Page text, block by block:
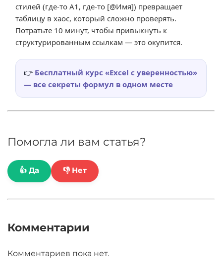
стилей (где-то A1, где-то [@Имя]) превращает
таблицу в хаос, который сложно проверять.
Потратьте 10 минут, чтобы привыкнуть к
структурированным ссылкам — это окупится.
👉 Бесплатный курс «Excel с уверенностью»
— все секреты формул в одном месте
Помогла ли вам статья?
👍 Да 👎 Нет
Комментарии
Комментариев пока нет.